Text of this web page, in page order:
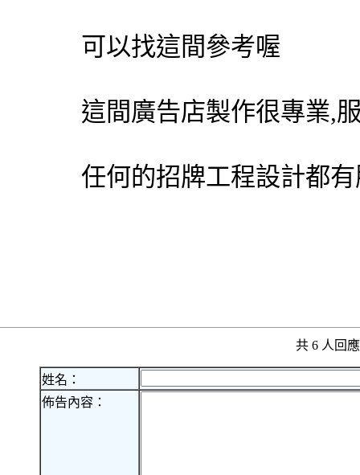
可以找這間參考喔
這間廣告店製作很專業,
任何的招牌工程設計都
共 6 人回
姓名：
佈告內容：